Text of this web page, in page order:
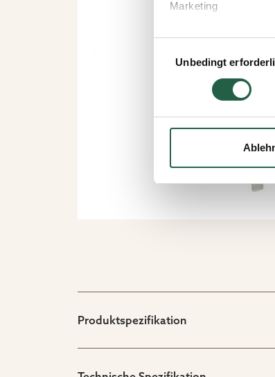
Marketing
Wenn Sie auf
welchen Zwecken
Unbedingt
Produktspezifikation